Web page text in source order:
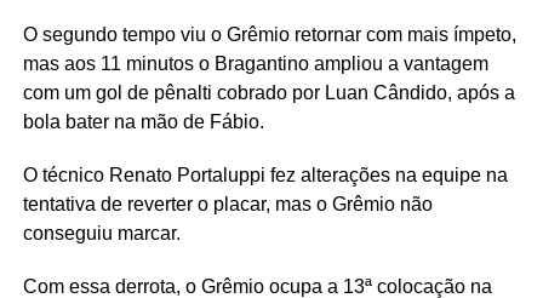
O segundo tempo viu o Grêmio retornar com mais ímpeto,
mas aos 11 minutos o Bragantino ampliou a vantagem
com um gol de pênalti cobrado por Luan Cândido, após a
bola bater na mão de Fábio.
O técnico Renato Portaluppi fez alterações na equipe na
tentativa de reverter o placar, mas o Grêmio não
conseguiu marcar.
Com essa derrota, o Grêmio ocupa a 13ª colocação na